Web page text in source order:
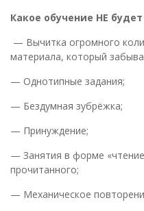
Какое обучение НЕ
— Вычитка огромного
материала, который
— Однотипные задания;
— Бездумная зубрёжка;
— Принуждение;
— Занятия в форме
прочитанного;
— Механическое